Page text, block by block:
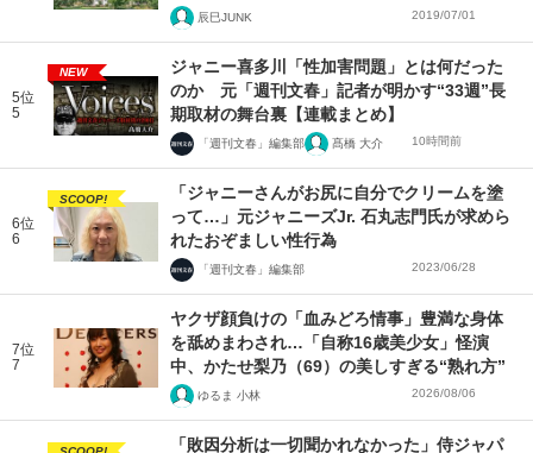
辰巳JUNK 2019/07/01
5位
5
NEW
ジャニー喜多川「性加害問題」とは何だった
のか 元「週刊文春」記者が明かす“33週”長
期取材の舞台裏【連載まとめ】
「週刊文春」編集部 髙橋 大介 10時間前
6位
6
SCOOP!
「ジャニーさんがお尻に自分でクリームを塗
って…」元ジャニーズJr. 石丸志門氏が求めら
れたおぞましい性行為
「週刊文春」編集部 2023/06/28
7位
7
ヤクザ顔負けの「血みどろ情事」豊満な身体
を舐めまわされ…「自称16歳美少女」怪演
中、かたせ梨乃（69）の美しすぎる“熟れ方”
ゆるま 小林 2026/08/06
「敗因分析は一切聞かれなかった」侍ジャパ